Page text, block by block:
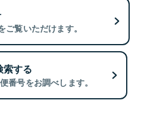
覧いただけます。
する
番号をお調べします。